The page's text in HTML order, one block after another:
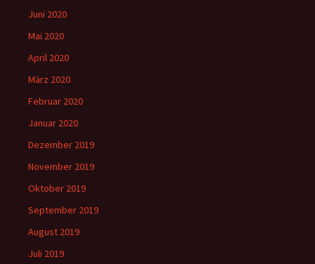
Juni 2020
Mai 2020
April 2020
März 2020
Februar 2020
Januar 2020
Dezember 2019
November 2019
Oktober 2019
September 2019
August 2019
Juli 2019